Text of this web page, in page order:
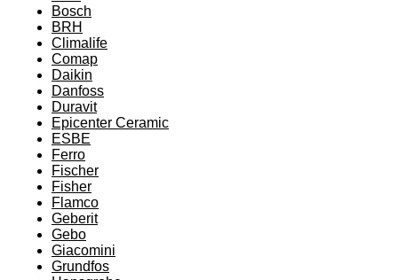
Bosch
BRH
Climalife
Comap
Daikin
Danfoss
Duravit
Epicenter Ceramic
ESBE
Ferro
Fischer
Fisher
Flamco
Geberit
Gebo
Giacomini
Grundfos